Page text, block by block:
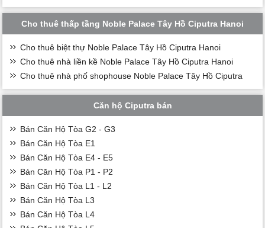
Cho thuê thấp tầng Noble Palace Tây Hồ Ciputra Hanoi
Cho thuê biệt thự Noble Palace Tây Hồ Ciputra Hanoi
Cho thuê nhà liền kề Noble Palace Tây Hồ Ciputra Hanoi
Cho thuê nhà phố shophouse Noble Palace Tây Hồ Ciputra
Căn hộ Ciputra bán
Bán Căn Hộ Tòa G2 - G3
Bán Căn Hộ Tòa E1
Bán Căn Hộ Tòa E4 - E5
Bán Căn Hộ Tòa P1 - P2
Bán Căn Hộ Tòa L1 - L2
Bán Căn Hộ Tòa L3
Bán Căn Hộ Tòa L4